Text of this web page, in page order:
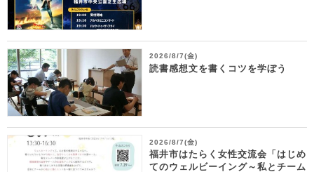
2026/8/7(金)
読書感想文を書くコツを学ぼう
2026/8/7(金)
福井市はたらく女性交流会「はじめ
てのウェルビーイング～私とチーム